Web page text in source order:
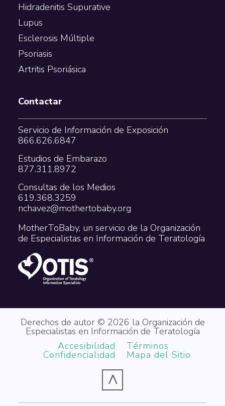
Hidradenitis Supurative
Lupus
Esclerosis Múltiple
Psoriasis
Artritis Psoriásica
Contactar
Servicio de Información de Exposición
866.626.6847
Estudios de Embarazo
877.311.8972
Consultas de los Medios
619.368.3259
nchavez@mothertobaby.org
MotherToBaby, un servicio de la Organización
de Especialistas en Información de Teratología
Derechos de autor © 2026 la Organización de
Especialistas en Información de Teratología
Accesibilidad
Términos
Confidencialidad Mapa del Sitio
^